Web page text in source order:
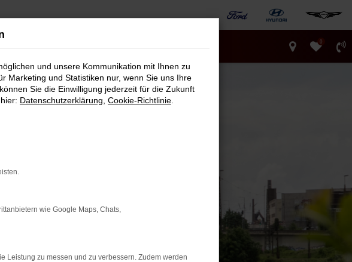
0
und unsere Kommunikation mit Ihnen zu
Marketing und Statistiken nur, wenn Sie uns Ihre
Sie die Einwilligung jederzeit für die Zukunft
Datenschutzerklärung Cookie-Richtlinie
wie Google Maps, Chats,
Leistung zu messen und zu verbessern. Zudem werden